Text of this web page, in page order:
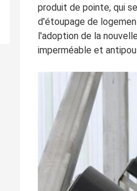
produit de pointe, qui
d'étoupage de
l'adoption de la
imperméable et